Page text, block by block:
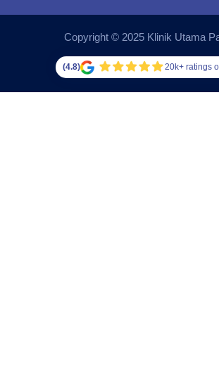
Copyright © 2025 Klinik Utama
(4.8) 20k+ ratings